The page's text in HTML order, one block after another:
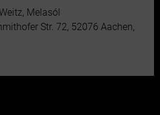
Melasól
Str. 72, 52076 Aachen,